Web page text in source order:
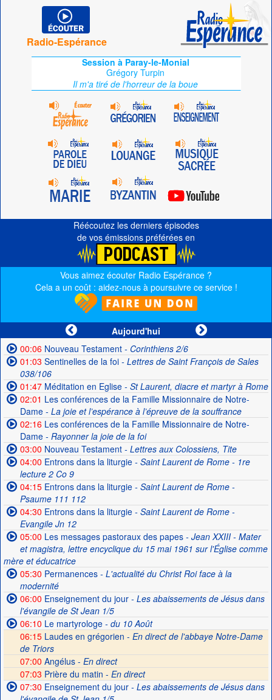
Radio-Espérance
Session à Paray-le-Monial
Grégory Turpin
Il m'a tiré de l'horreur de la boue
Réécoutez les derniers épisodes
de vos émissions préférées en
Vous aimez écouter Radio Espérance ?
Cela a un coût : aidez-nous à poursuivre ce service !
Aujourd'hui
00:06Nouveau Testament- Corinthiens 2/6
01:03 Sentinelles de la foi- Lettres de Saint François de Sales
038/106
01:47Méditation en Eglise- St Laurent, diacre et martyr à Rome
02:01 Les conférences de la Famille Missionnaire de Notre-
Dame- La joie et l’espérance à l’épreuve de la souffrance
02:16Les conférences de la Famille Missionnaire de Notre-
Dame- Rayonner la joie de la foi
03:00 Nouveau Testament- Lettres aux Colossiens, Tite
04:00 Entrons dans la liturgie- Saint Laurent de Rome - 1re
lecture 2 Co 9
04:15Entrons dans la liturgie- Saint Laurent de Rome -
Psaume 111 112
04:30 Entrons dans la liturgie- Saint Laurent de Rome -
Evangile Jn 12
05:00 Les messages pastoraux des papes- Jean XXIII - Mater
et magistra, lettre encyclique du 15 mai 1961 sur l'Église comme
mère et éducatrice
05:30 Permanences- L'actualité du Christ Roi face à la
modernité
06:00 Enseignement du jour- Les abaissements de Jésus dans
l'évangile de St Jean 1/5
06:10 Le martyrologe- du 10 Août
06:15Laudes en grégorien - En direct de l'abbaye Notre-Dame
de Triors
07:00 Angélus - En direct
07:03 Prière du matin - En direct
07:30 Enseignement du jour- Les abaissements de Jésus dans